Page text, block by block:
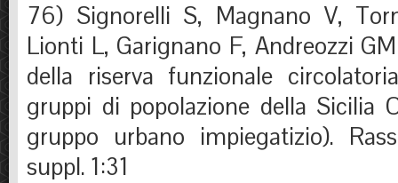
76) Signorelli S, Magnano V,
Lionti L, Garignano F, Andreozzi
della riserva funzionale
gruppi di popolazione della Sicilia
gruppo urbano impiegatizio).
suppl. 1:31